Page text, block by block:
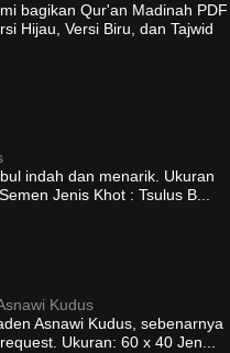
bagikan Qur'an Madinah PDF
Hijau, Versi Biru, dan Tajwid
indah dan menarik. Ukuran
Jenis Khot : Tsulus B...
Kudus
Asnawi Kudus, sebenarnya
Ukuran: 60 x 40 Jen...